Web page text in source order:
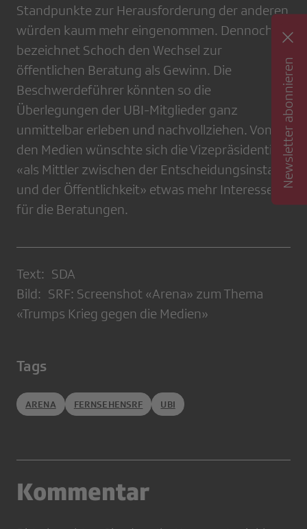
Standpunkte zur Herausforderung der anderen
würden kaum mehr eingenommen. Dennoch
bezeichnet Schoch den Wechsel zur
öffentlichen Beratung als Gewinn. Die
Beschwerdeführer könnten so die
Überlegungen der UBI-Mitglieder ganz
unmittelbar erleben und nachvollziehen. Von
den Medien wünschte sich die Vizepräsidentin
«als Mittler zwischen der Entscheidungsinstanz
und der Öffentlichkeit» etwas mehr Interesse
für die Beratungen.
Text: SDA
Bild: SRF: Screenshot «Arena» zum Thema
«Trumps Krieg gegen die Medien»
Tags
ARENA FERNSEHENSRF UBI
Kommentar
Newsletter abonnieren